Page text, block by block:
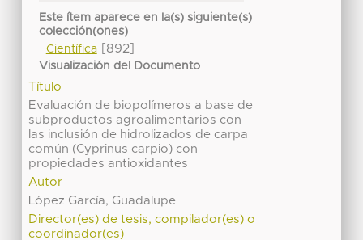
Este ítem aparece en la(s) siguiente(s)
colección(ones)
Científica[892]
Visualización del Documento
Título
Evaluación de biopolímeros a base de
subproductos agroalimentarios con
las inclusión de hidrolizados de carpa
común (Cyprinus carpio) con
propiedades antioxidantes
Autor
López García, Guadalupe
Director(es) de tesis, compilador(es) o
coordinador(es)